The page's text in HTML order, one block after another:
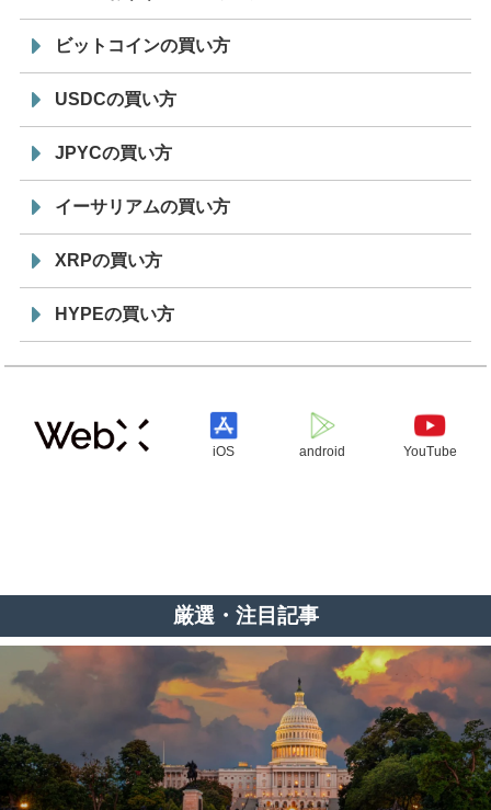
ビットコインの買い方
USDCの買い方
JPYCの買い方
イーサリアムの買い方
XRPの買い方
HYPEの買い方
iOS android YouTube
厳選・注目記事